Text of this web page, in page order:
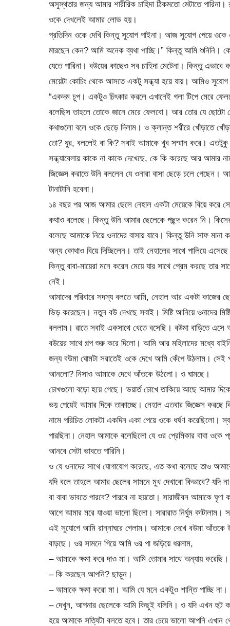
অসুস্থতার জন্য আমার শারীরিক চাহিদা ঠিকমতো মেটাতে
ওকে দেখলেই আমার লোভ হয়।
প্রতিদিন ওকে দেখি কিন্তু সুযোগ পাইনা। আজ সুযোগ পেয়ে
মারছেন কেন? আমি অনেক ব্যথা পাচ্ছি।” কিন্তু আমি শুনিনি।
যেতে পারিনা। বউয়ের কাছেও সব চাহিদা মেটেনা। কিন্তু
মেয়েটা কোচিং থেকে আসতে একটু সন্ধ্যা হয়ে যায়। আমিও
“একদম চুপ। একটুও চিৎকার করলে এখানেই গলা টিপে মেরে
বলেছিস তাহলে তোকে জানে মেরে ফেলবো। আর তোর যে
কথাগুলো বলে ওকে ছেড়ে দিলাম। ও ক্লান্ত শরীরে খোঁড়াতে
তো? ধুর, বললেই বা কি? সবাই আমাকে খুব সম্মান করে। এতটুকু
সন্ধ্যাবেলায় কাকে না কাকে দেখেছে, কে কি করেছে আর আমার
জিজ্ঞেস করাতে উনি বললেন যে ওনারা বাসা ছেড়ে চলে
টানাটানি হবেনা।
১৪ বছর পর আজ আমার ছেলে নেহাল একটা মেয়েকে বিয়ে করে
কথাও বলেছে। কিন্তু উনি আমার ছেলেকে পছন্দ করেন নি।
বলেছে আমাকে নিয়ে ওনাদের বাসায় যাবে। কিন্তু উনি সাফ মানা
অন্য কোথাও বিয়ে দিচ্ছিলেন। তাই নেহালের সাথে পালিয়ে
কিন্তু বাবা-মায়েরা মনে করেন মেয়ে যার সাথে প্রেম করছে
নেই।
আমাদের পরিবারে সদস্য বলতে আমি, নেহাল আর একটা কাজের
ভিড় করেছেন। নতুন বউ দেখছে সবাই। মিষ্টি আনিয়ে ওনাদের
বললাম। রাতে সবাই একসাথে খেতে বসেছি। বউমা বাড়িতে এসে
বউয়ের সাথে গল্প শুরু করে দিলো। আমি আর মহিলাদের মধ্যে
জন্য বউমা ঘোমটা সরাতেই ওকে দেখে আমি কেঁপে উঠলাম। সেই
আনলো? নিসাও আমাকে দেখে আঁতকে উঠলো। ও ঘামছে।
চোখগুলো বড়ো হয়ে গেছে। ভয়ার্ত চোখে তাকিয়ে আছে আমার
ভয় পেয়েই আমার দিকে তাকাচ্ছে। নেহাল এতবার জিজ্ঞেস
নামে পরিচিত লোকটা একদিন একা পেয়ে ওকে ধর্ষণ করেছিলো।
পারছিনা। নেহাল আমাকে বলেছিলো যে ওর প্রেমিকার বাবা
আনবে সেটা ভাবতে পারিনি।
ও যে ওনাদের সাথে যোগাযোগ করেছে, এত কথা বলেছে তাও
যদি বলে তাহলে আমার ছেলের সামনে মুখ দেখাবো কিভাবে?
বা বাবা ভাবতে পারবে? পারবে না হয়তো। সারাজীবন আমাকে
আগে আমার মরে যাওয়া ভালো ছিলো। সারারাত নির্ঘুম
এই সুযোগে আমি রান্নাঘরে গেলাম। আমাকে দেখে বউমা
বাড়ছে। ওর সামনে গিয়ে আমি ওর পা জড়িয়ে ধরলাম,
– আমাকে ক্ষমা করে দাও মা। আমি তোমার সাথে অন্যায় করেছি।
– কি করছেন আপনি? ছাড়ুন।
– আমাকে ক্ষমা করো মা। আমি যে মনে একটুও শান্তি পাচ্ছি না।
– দেখুন, আপনার ছেলেকে আমি কিছুই বলিনি। ও যদি এখন হুট
হয়ে আমাকে সত্যিটা বলতে হবে। তার চেয়ে ভালো আপনি এখান